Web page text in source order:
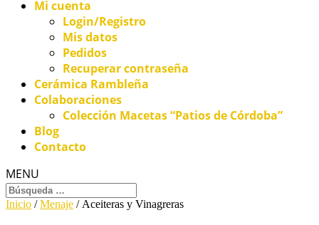
Mi cuenta
Login/Registro
Mis datos
Pedidos
Recuperar contraseña
Cerámica Rambleña
Colaboraciones
Colección Macetas “Patios de Córdoba”
Blog
Contacto
MENU
Inicio /Menaje / Aceiteras y Vinagreras